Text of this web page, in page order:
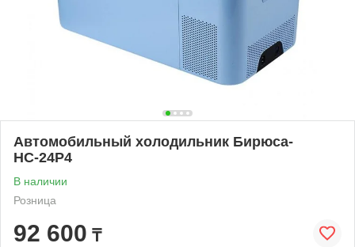
Автомобильный холодильник Бирюса-
НС-24Р4
В наличии
Розница
92 600 ₸